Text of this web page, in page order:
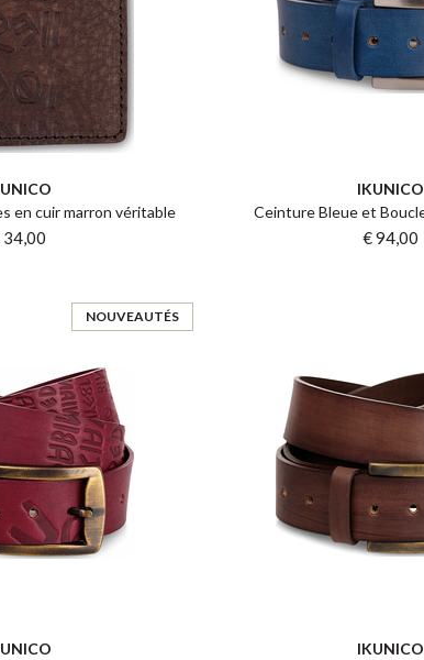
en cuir marron véritable
34,00
IKUNICO
Ceinture Bleue et
€ 94,00
NOUVEAUTÉS
IKUNICO